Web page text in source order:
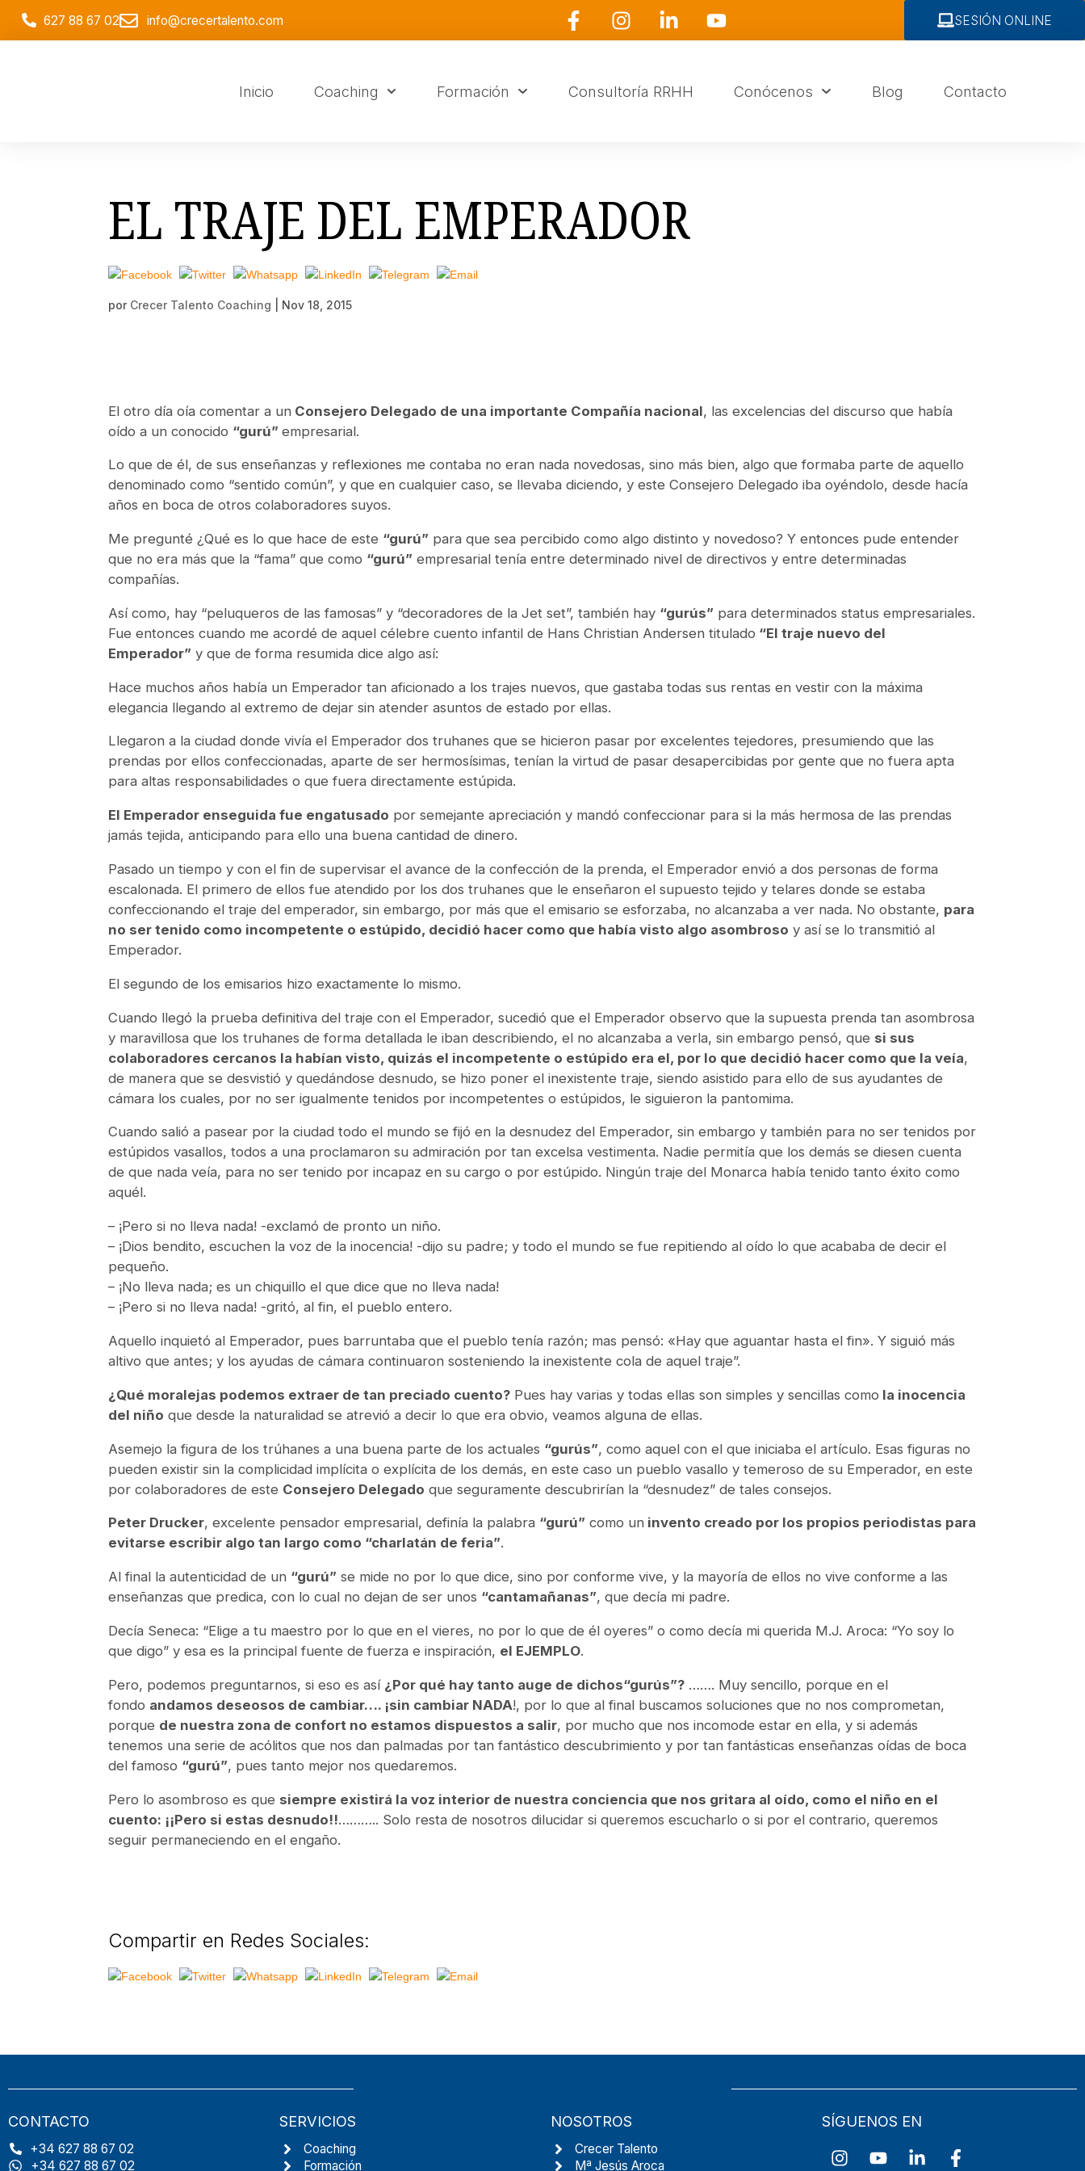
627 88 67 02 info@crecertalento.com SESIÓN ONLINE
Inicio Coaching Formación Consultoría RRHH Conócenos Blog Contacto
EL TRAJE DEL EMPERADOR
por Crecer Talento Coaching Nov 18, 2015
El otro día oía comentar a un Consejero Delegado de una importante Compañía nacional, las excelencias del discurso que había
oído a un conocido “gurú”empresarial.
Lo que de él, de sus enseñanzas y reflexiones me contaba no eran nada novedosas, sino más bien, algo que formaba parte de aquello
denominado como “sentido común”, y que en cualquier caso, se llevaba diciendo, y este Consejero Delegado iba oyéndolo, desde hacía
años en boca de otros colaboradores suyos.
Me pregunté ¿Qué es lo que hace de este “gurú” para que sea percibido como algo distinto y novedoso? Y entonces pude entender
que no era más que la “fama” que como “gurú” empresarial tenía entre determinado nivel de directivos y entre determinadas
compañías.
Así como, hay “peluqueros de las famosas” y “decoradores de la Jet set”, también hay “gurús” para determinadosstatus empresariales.
Fue entonces cuando me acordé de aquel célebre cuento infantil de Hans Christian Andersen titulado “El traje nuevo del
Emperador” y que de forma resumida dice algo así:
Hace muchos años había un Emperador tan aficionado a los trajes nuevos, que gastaba todas sus rentas en vestir con la máxima
elegancia llegando al extremo de dejar sin atender asuntos de estado por ellas.
Llegaron a la ciudad donde vivía el Emperador dos truhanes que se hicieron pasar por excelentes tejedores, presumiendo que las
prendas por ellos confeccionadas, aparte de ser hermosísimas, tenían la virtud de pasar desapercibidas por gente que no fuera apta
para altas responsabilidades o que fuera directamente estúpida.
El Emperador enseguida fue engatusado por semejante apreciación y mandó confeccionar para si la más hermosa de las prendas
jamás tejida, anticipando para ello una buena cantidad de dinero.
Pasado un tiempo y con el fin de supervisar el avance de la confección de la prenda, el Emperador envió a dos personas de forma
escalonada. El primero de ellos fue atendido por los dos truhanes que le enseñaron el supuesto tejido y telares donde se estaba
confeccionando el traje del emperador, sin embargo, por más que el emisario se esforzaba, no alcanzaba a ver nada. No obstante, para
no ser tenido como incompetente o estúpido, decidió hacer como que había visto algo asombroso y así se lo transmitió al
Emperador.
El segundo de los emisarios hizo exactamente lo mismo.
Cuando llegó la prueba definitiva del traje con el Emperador, sucedió que el Emperador observo que la supuesta prenda tan asombrosa
y maravillosa que los truhanes de forma detallada le iban describiendo, el no alcanzaba a verla, sin embargo pensó, que si sus
colaboradores cercanos la habían visto, quizás el incompetente o estúpido era el, por lo que decidió hacer como que la veía,
de manera que se desvistió y quedándose desnudo, se hizo poner el inexistente traje, siendo asistido para ello de sus ayudantes de
cámara los cuales, por no ser igualmente tenidos por incompetentes o estúpidos, le siguieron la pantomima.
Cuando salió a pasear por la ciudad todo el mundo se fijó en la desnudez del Emperador, sin embargo y también para no ser tenidos por
estúpidos vasallos, todos a una proclamaron su admiración por tan excelsa vestimenta. Nadie permitía que los demás se diesen cuenta
de que nada veía, para no ser tenido por incapaz en su cargo o por estúpido. Ningún traje del Monarca había tenido tanto éxito como
aquél.
– ¡Pero si no lleva nada! -exclamó de pronto un niño.
– ¡Dios bendito, escuchen la voz de la inocencia! -dijo su padre; y todo el mundo se fue repitiendo al oído lo que acababa de decir el
pequeño.
– ¡No lleva nada; es un chiquillo el que dice que no lleva nada!
– ¡Pero si no lleva nada! -gritó, al fin, el pueblo entero.
Aquello inquietó al Emperador, pues barruntaba que el pueblo tenía razón; mas pensó: «Hay que aguantar hasta el fin». Y siguió más
altivo que antes; y los ayudas de cámara continuaron sosteniendo la inexistente cola de aquel traje”.
¿Qué moralejas podemos extraer de tan preciado cuento? Pues hay varias y todas ellas son simples y sencillas como la inocencia
del niño que desde la naturalidad se atrevió a decir lo que era obvio, veamos alguna de ellas.
Asemejo la figura de los trúhanes a una buena parte de los actuales “gurús”, como aquel con el que iniciaba el artículo. Esas figuras no
pueden existir sin la complicidad implícita o explícita de los demás, en este caso un pueblo vasallo y temeroso de su Emperador, en este
por colaboradores de este Consejero Delegado que seguramente descubrirían la “desnudez” de tales consejos.
Peter Drucker, excelente pensador empresarial, definía la palabra “gurú” como un invento creado por los propios periodistas para
evitarse escribir algo tan largo como “charlatán de feria”.
Al final la autenticidad de un “gurú” se mide no por lo que dice, sino por conforme vive, y la mayoría de ellos no vive conforme a las
enseñanzas que predica, con lo cual no dejan de ser unos “cantamañanas”, que decía mi padre.
Decía Seneca: “Elige a tu maestro por lo que en el vieres, no por lo que de él oyeres” o como decía mi querida M.J. Aroca: “Yo soy lo
que digo” y esa es la principal fuente de fuerza e inspiración, el EJEMPLO.
Pero, podemos preguntarnos, si eso es así ¿Por qué hay tanto auge de dichos“gurús”? ……. Muy sencillo, porque en el
fondo andamos deseosos de cambiar…. ¡sin cambiar NADA!, por lo que al final buscamos soluciones que no nos comprometan,
porque de nuestra zona de confort no estamos dispuestos a salir, por mucho que nos incomode estar en ella, y si además
tenemos una serie de acólitos que nos dan palmadas por tan fantástico descubrimiento y por tan fantásticas enseñanzas oídas de boca
del famoso “gurú”, pues tanto mejor nos quedaremos.
Pero lo asombroso es que siempre existirá la voz interior de nuestra conciencia que nos gritara al oído, como el niño en el
cuento: ¡¡Pero si estas desnudo!!……….. Solo resta de nosotros dilucidar si queremos escucharlo o si por el contrario, queremos
seguir permaneciendo en el engaño.
Compartir en Redes Sociales:
CONTACTO
+34 627 88 67 02
+34 627 88 67 02
SERVICIOS
Coaching
Formación
NOSOTROS
Crecer Talento
Mª Jesús Aroca
SÍGUENOS EN